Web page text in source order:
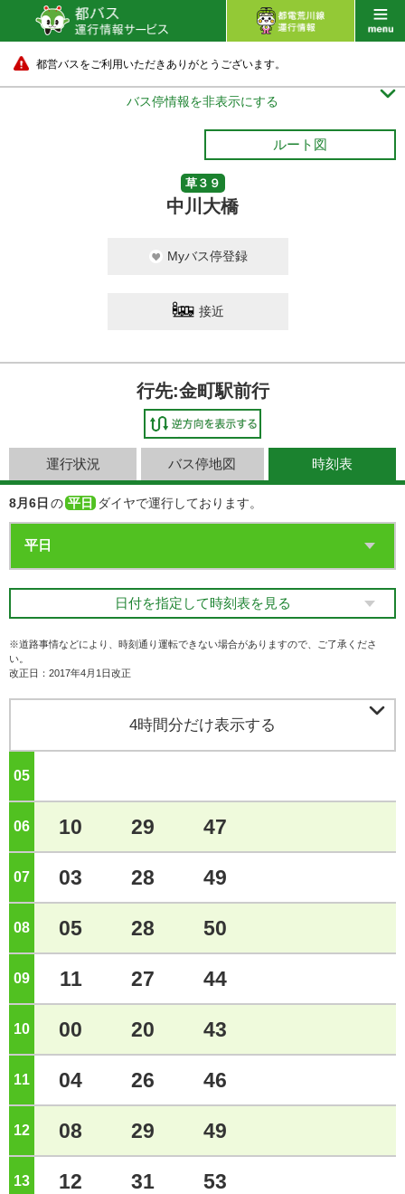
都営バスをご利用いただきありがとうございます。
バス停情報を非表示にする 
ルート図
草３９
中川大橋
Myバス停登録
接近
行先:金町駅前行
運行状況 バス停地図 時刻表
8月6日 の 平日 ダイヤで運行しております。
日付を指定して時刻表を見る
※道路事情などにより、時刻通り運転できない場合がありますので、ご了承くださ
い。
改正日：2017年4月1日改正
4時間分だけ表示する 
05
06 10 29 47
07 03 28 49
08 05 28 50
09 11 27 44
10 00 20 43
11 04 26 46
12 08 29 49
13 12 31 53